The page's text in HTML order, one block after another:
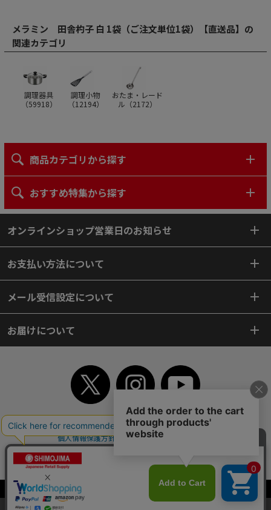
当サイトはクッキー（Cookie）を使用しています。Cookieの使用に同意いた
メラミン 田舎杓子 白 1袋（ご注文単位1袋）【直送品】の
関連カテゴリ
調理器具
（59918）
調理小物
（12194）
おたま・レード
ル（2172）
商品カテゴリから探す
おすすめ特集から探す
オンラインショップ営業日のお知らせ
お支払い方法について
メール受信設定について
お届けについて
TOP 初めてご利用のお客様へ ご利用案内
ご利用規約
個人情報保護方針
特定商取引法
よくあるご質問
お問い合わせ
サイトマップ
Copyright© 2018 SHIMOJIMA Co.,Ltd. All Rights Reserved.